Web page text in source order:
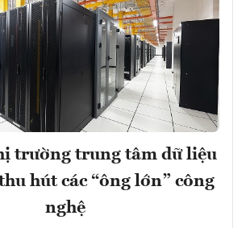
trường trung tâm dữ liệu
hút các “ông lớn” công
nghệ